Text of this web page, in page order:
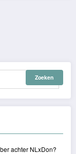
achter NLxDon?